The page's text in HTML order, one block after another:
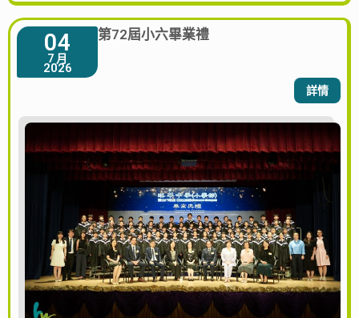
04
7 月
2026
第72屆小六畢業禮
詳情